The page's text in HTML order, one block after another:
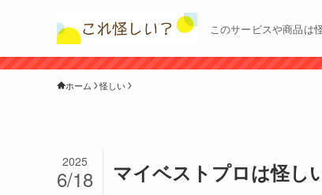
このサービスや商品は
ホーム 怪しい
マイベストプロは怪し
2025
6/18